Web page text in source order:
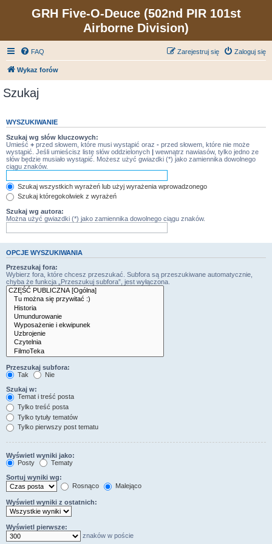
GRH Five-O-Deuce (502nd PIR 101st
Airborne Division)
FAQ Zaloguj się
Zarejestruj się
Wykaz forów
Szukaj
WYSZUKIWANIE
Szukaj wg słów kluczowych:
Umieść + przed słowem, które musi wystąpić oraz - przed słowem, które nie może
wystąpić. Jeśli umieścisz listę słów oddzielonych | wewnątrz nawiasów, tylko jedno ze
słów będzie musiało wystąpić. Możesz użyć gwiazdki (*) jako zamiennika dowolnego
ciągu znaków.
Szukaj wszystkich wyrażeń lub użyj wyrażenia wprowadzonego
Szukaj któregokolwiek z wyrażeń
Szukaj wg autora:
Można użyć gwiazdki (*) jako zamiennika dowolnego ciągu znaków.
OPCJE WYSZUKIWANIA
Przeszukaj fora:
Wybierz fora, które chcesz przeszukać. Subfora są przeszukiwane automatycznie,
chyba że funkcja „Przeszukuj subfora”, jest wyłączona.
Przeszukaj subfora:
Tak
Nie
Szukaj w:
Temat i treść posta
Tylko treść posta
Tylko tytuły tematów
Tylko pierwszy post tematu
Wyświetl wyniki jako:
Posty
Tematy
Sortuj wyniki wg:
Rosnąco
Malejąco
Wyświetl wyniki z ostatnich:
Wyświetl pierwsze:
znaków w poście